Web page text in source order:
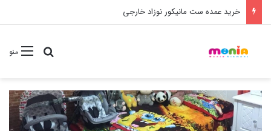
خرید عمده ست مانیکور نوزاد خارجی
منوجستجو